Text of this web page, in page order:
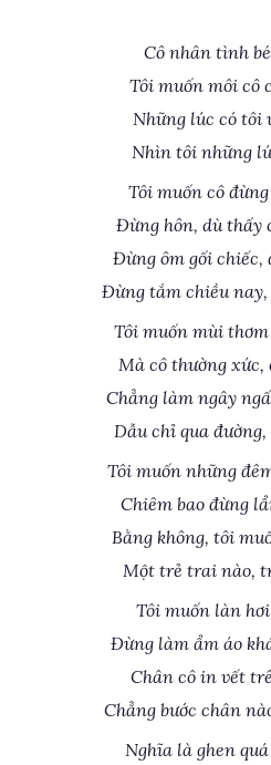
Cô nhân tình
Tôi muốn môi cô
Những lúc có tôi
Nhìn tôi những
Tôi muốn cô
Đừng hôn, dù thấy
Đừng ôm gối chiếc,
Đừng tắm chiều
Tôi muốn mùi
Mà cô thường xức,
Chẳng làm ngây
Dẫu chỉ qua
Tôi muốn những
Chiêm bao đừng
Bằng không, tôi
Một trẻ trai nào,
Tôi muốn làn
Đừng làm ẩm áo
Chân cô in vết
Chẳng bước chân
Nghĩa là ghen